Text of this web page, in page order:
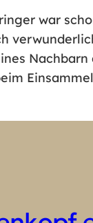
war
Nachbarn